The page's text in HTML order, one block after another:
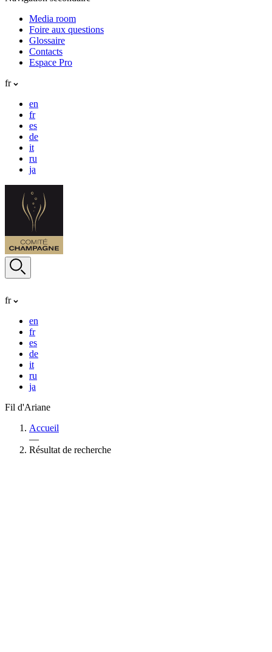
Media room
Foire aux questions
Glossaire
Contacts
Espace Pro
fr
en
fr
es
de
it
ru
ja
fr
en
fr
es
de
it
ru
ja
Fil d'Ariane
Accueil
—
Résultat de recherche